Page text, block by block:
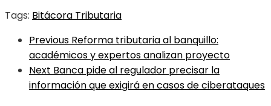
Tags: Bitácora Tributaria
Previous Reforma tributaria al banquillo:
académicos y expertos analizan proyecto
Next Banca pide al regulador precisar la
información que exigirá en casos de ciberataques